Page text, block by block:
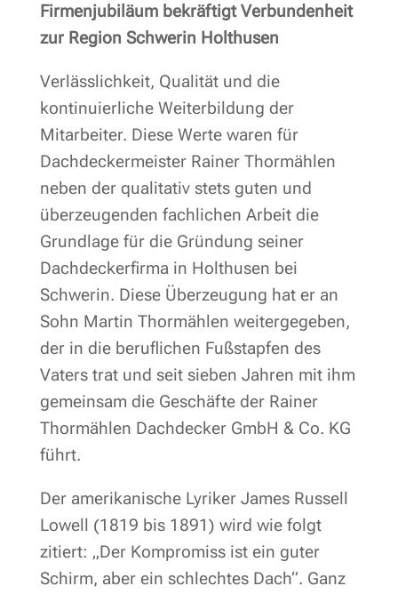
Firmenjubiläum bekräftigt Verbundenheit
zur Region Schwerin Holthusen
Verlässlichkeit, Qualität und die
kontinuierliche Weiterbildung der
Mitarbeiter. Diese Werte waren für
Dachdeckermeister Rainer Thormählen
neben der qualitativ stets guten und
überzeugenden fachlichen Arbeit die
Grundlage für die Gründung seiner
Dachdeckerfirma in Holthusen bei
Schwerin. Diese Überzeugung hat er an
Sohn Martin Thormählen weitergegeben,
der in die beruflichen Fußstapfen des
Vaters trat und seit sieben Jahren mit ihm
gemeinsam die Geschäfte der Rainer
Thormählen Dachdecker GmbH & Co. KG
führt.
Der amerikanische Lyriker James Russell
Lowell (1819 bis 1891) wird wie folgt
zitiert: „Der Kompromiss ist ein guter
Schirm, aber ein schlechtes Dach“. Ganz